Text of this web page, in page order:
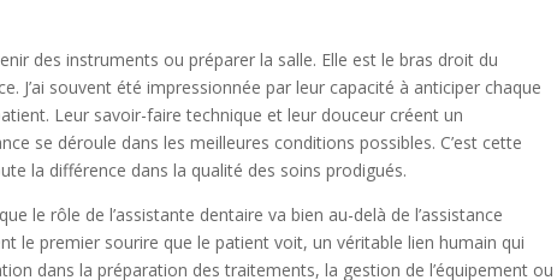
des instruments ou préparer la salle. Elle est le bras droit du
J’ai souvent été impressionnée par leur capacité à anticiper chaque
Leur savoir-faire technique et leur douceur créent un
se déroule dans les meilleures conditions possibles. C’est cette
la différence dans la qualité des soins prodigués.
le rôle de l’assistante dentaire va bien au-delà de l’assistance
le premier sourire que le patient voit, un véritable lien humain qui
dans la préparation des traitements, la gestion de l’équipement ou